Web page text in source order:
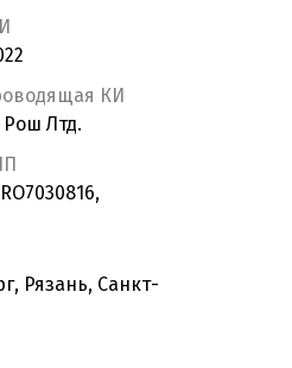
КИ
Лтд.
Рязань, Санкт-